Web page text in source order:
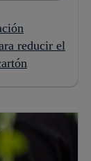
reducir el